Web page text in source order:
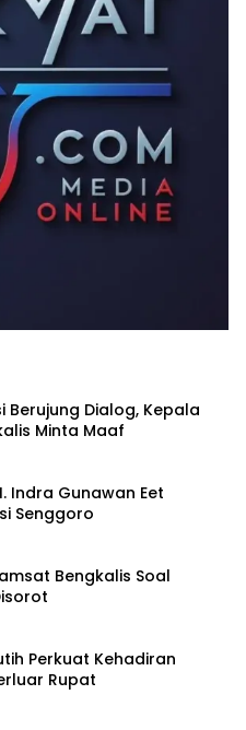
Berujung Dialog, Kepala
Minta Maaf
Indra Gunawan Eet
Senggoro
Bengkalis Soal
Perkuat Kehadiran
Rupat